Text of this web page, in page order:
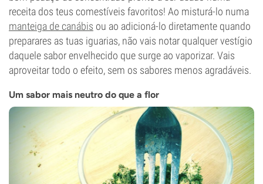
receita dos teus comestíveis favoritos! Ao misturá-lo numa
manteiga de canábis ou ao adicioná-lo diretamente quando
preparares as tuas iguarias, não vais notar qualquer vestígio
daquele sabor envelhecido que surge ao vaporizar. Vais
aproveitar todo o efeito, sem os sabores menos agradáveis.
Um sabor mais neutro do que a flor